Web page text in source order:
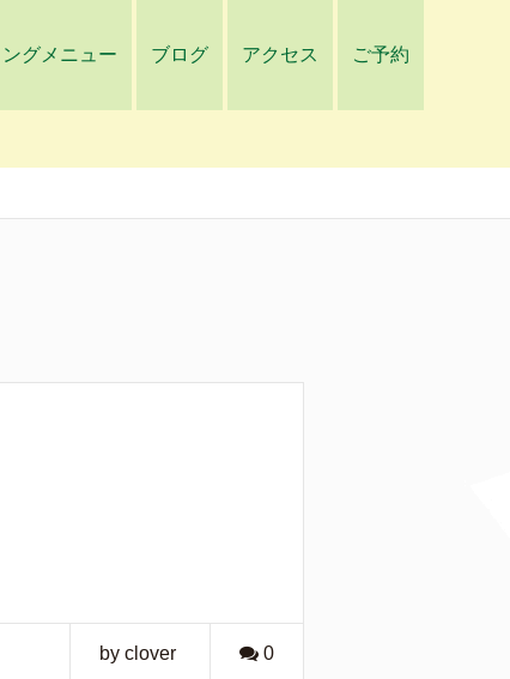
グメニュー ブログ アクセス ご予約
by clover 0